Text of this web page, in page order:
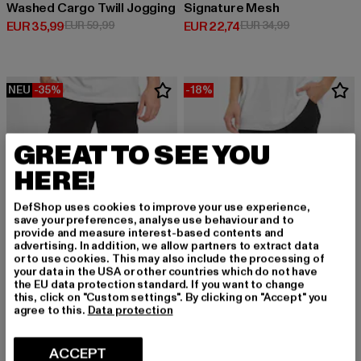
Washed Cargo Twill Jogging
EUR 35,99
Derzeitiger Preis: EUR 35,99
EUR 59,99Aktionspreis: EUR 59,99
Signature Mesh
EUR 22,74
Derzeitiger Preis: EUR 22,74
EUR 34,99Aktionspreis:
NEU -35%
URBAN CLASSICS
EUR 38,99
Derzeitiger Preis: EUR 38,99
EUR 59,99
-18%
GREAT TO SEE YOU
HERE!
DefShop uses cookies to improve your use experience,
save your preferences, analyse use behaviour and to
provide and measure interest-based contents and
advertising. In addition, we allow partners to extract data
or to use cookies. This may also include the processing of
your data in the USA or other countries which do not have
the EU data protection standard. If you want to change
this, click on "Custom settings". By clicking on "Accept" you
agree to this. Data protection
ACCEPT